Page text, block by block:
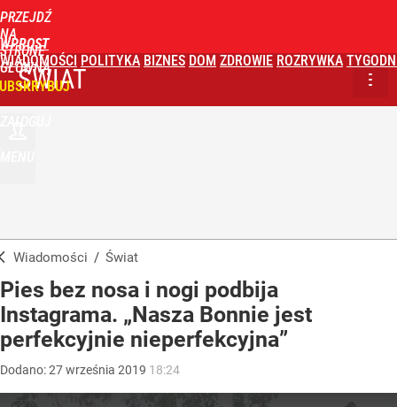
PRZEJDŹ
NA
STRONĘ
GŁÓWNĄ
WPROST
WIADOMOŚCI POLITYKA BIZNES DOM ZDROWIE ROZRYWKA
ŚWIAT
Wiadomości / Świat
Pies bez nosa i nogi podbija
Instagrama. „Nasza Bonnie jest
perfekcyjnie nieperfekcyjna”
Dodano:27września 2019 18:24